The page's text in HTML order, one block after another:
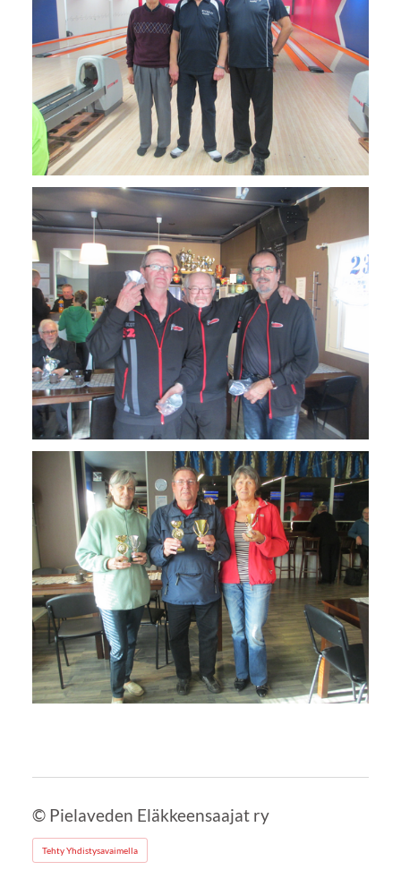
© Pielaveden Eläkkeensaajat ry
Tehty Yhdistysavaimella